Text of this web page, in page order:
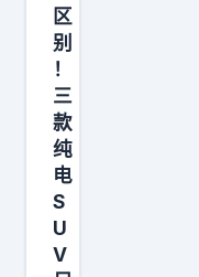
，
承
载
式
车
身
，
主
打
配
置
，
越
野
与
都
市
豪
区
别
！
三
款
纯
电
S
U
V